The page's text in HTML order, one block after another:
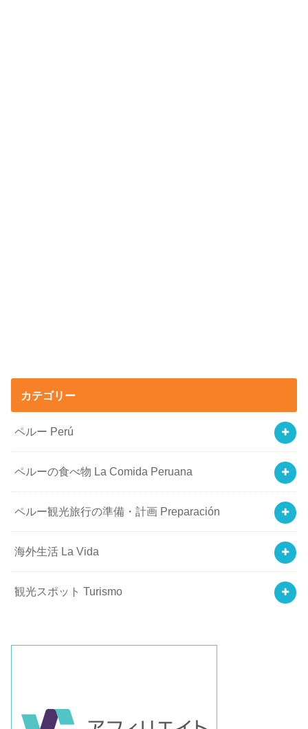
カテゴリー
ペルー Perú
ペルーの食べ物 La Comida Peruana
ペルー観光旅行の準備・計画 Preparación
海外生活 La Vida
観光スポット Turismo